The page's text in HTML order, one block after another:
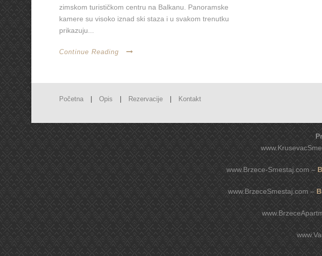
zimskom turističkom centru na Balkanu. Panoramske
kamere su visoko iznad ski staza i u svakom trenutku
prikazuju...
Continue Reading
Početna Opis Rezervacije Kontakt
www.Brzece-Smestaj.com –
www.BrzeceSmestaj.com –